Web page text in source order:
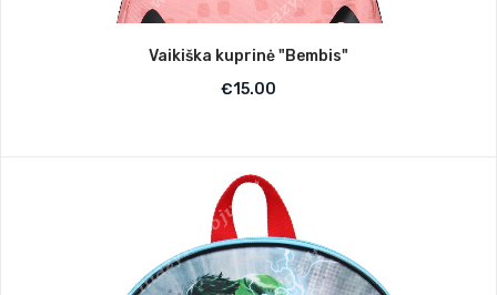
Vaikiška kuprinė "Bembis"
€15.00